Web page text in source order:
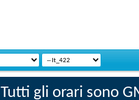
Tutti gli orari sono